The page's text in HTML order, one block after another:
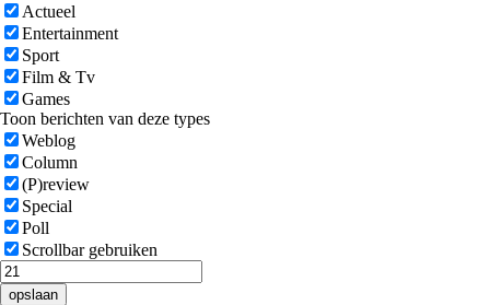
Actueel
Entertainment
Sport
Film & Tv
Games
Toon berichten van deze types
Weblog
Column
(P)review
Special
Poll
Scrollbar gebruiken
opslaan